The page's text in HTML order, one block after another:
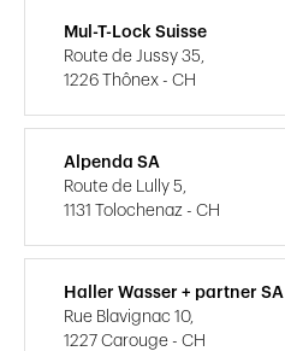
Mul-T-Lock Suisse
Route de Jussy 35,
1226 Thônex - CH
Alpenda SA
Route de Lully 5,
1131 Tolochenaz - CH
Haller Wasser + partner SA
Rue Blavignac 10,
1227 Carouge - CH